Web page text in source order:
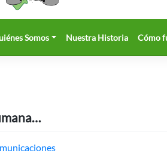
Somos Nuestra Historia Cómo